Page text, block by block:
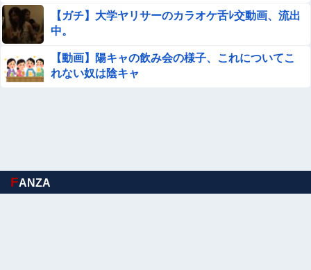
ジャンポケ斉藤「同意があったんです。本当です。信じて
下さい」←何でこの主張が通らないの？
【ウマ娘】シュヴァちはもう手遅れ
ジャンポケ斎藤と代理人のやりとり、「地獄すぎて完全に
【ガチ】大学ヤリサーのカラオケ舌ﾚ交動画、流出
中。
【動画】陽キャの飲み会の様子、これについてこ
れない奴は陰キャ
FANZA